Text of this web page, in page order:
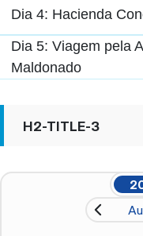
Dia 4: Hacienda
Dia 5: Viagem pela
Maldonado
H2-TITLE-3